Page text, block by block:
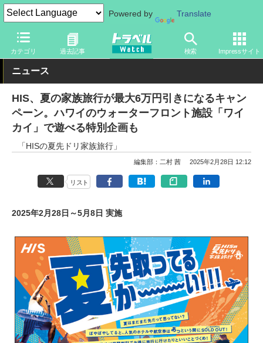
Powered by Translate
カテゴリ 過去記事 検索 Impressサイト
トラベル Watch 企業・政府・官庁 政府・官庁 旅行会社・旅
ニュース
HIS、夏の家族旅行が最大6万円引きになるキャン
ペーン。ハワイのウォーターフロント施設「ワイ
カイ」で遊べる特別企画も
「HISの夏先ドリ家族旅行」
編集部：二村 茜 2025年2月28日 12:12
リスト
2025年2月28日～5月8日 実施